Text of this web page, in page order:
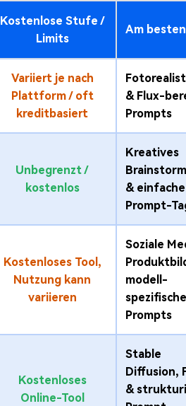
Kostenlose Stufe /
Limits
Am
Variiert je nach
Plattform / oft
kreditbasiert
& Flux-
Prompts
Unbegrenzt /
kostenlos
Kreatives
& einfache
Prompt-
Kostenloses Tool,
Nutzung kann
variieren
Soziale
modell-
spezifische
Prompts
Kostenloses
Online-Tool
Stable
Diffusion,
&